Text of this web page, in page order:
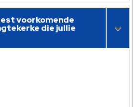
voorkomende
die jullie